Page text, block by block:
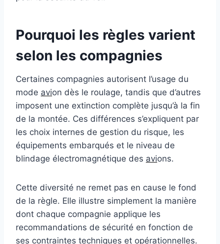
Pourquoi les règles varient
selon les compagnies
Certaines compagnies autorisent l’usage du
mode avion dès le roulage, tandis que d’autres
imposent une extinction complète jusqu’à la fin
de la montée. Ces différences s’expliquent par
les choix internes de gestion du risque, les
équipements embarqués et le niveau de
blindage électromagnétique des avions.
Cette diversité ne remet pas en cause le fond
de la règle. Elle illustre simplement la manière
dont chaque compagnie applique les
recommandations de sécurité en fonction de
ses contraintes techniques et opérationnelles.